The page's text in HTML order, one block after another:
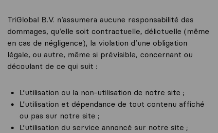
TriGlobal B.V. n’assumera aucune responsabilité des
dommages, qu’elle soit contractuelle, délictuelle (même
en cas de négligence), la violation d’une obligation
légale, ou autre, même si prévisible, concernant ou
découlant de ce qui suit :
L’utilisation ou la non-utilisation de notre site ;
L’utilisation et dépendance de tout contenu affiché
ou pas sur notre site ;
L’utilisation du service annoncé sur notre site ;